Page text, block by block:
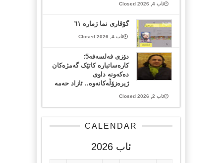
ئاب 4, 2026 Closed
گۆڤاری نما ژمارە ٦١
ئاب 4, 2026 Closed
دۆزی فەلسەفە5:
کارەساتبارە کاتێک گەمژەکان
دەکەونە داوی
ژیرەزۆڵەکانەوە.. ئازاد حەمە
ئاب 2, 2026 Closed
CALENDAR
ئاب 2026